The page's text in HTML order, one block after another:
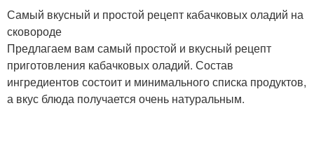
Самый вкусный и простой рецепт кабачковых оладий на
сковороде
Предлагаем вам самый простой и вкусный рецепт
приготовления кабачковых оладий. Состав
ингредиентов состоит и минимального списка продуктов,
а вкус блюда получается очень натуральным.